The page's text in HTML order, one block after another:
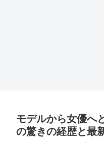
モデルから女優へ
の驚きの経歴と最